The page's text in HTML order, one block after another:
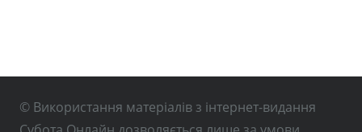
© Використання матеріалів з інтернет-видання